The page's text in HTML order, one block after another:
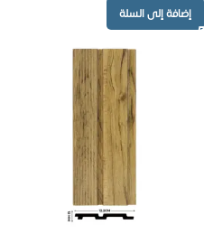
إضافة إلى السلة